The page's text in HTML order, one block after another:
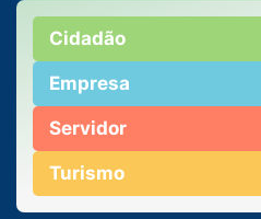
Cidadão
Empresa
Servidor
Turismo